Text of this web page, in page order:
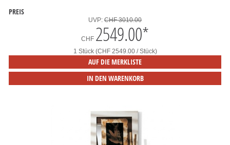
PREIS
UVP: CHF 3010.00
CHF 2549.00*
1 Stück (CHF 2549.00 / Stück)
AUF DIE MERKLISTE
IN DEN WARENKORB